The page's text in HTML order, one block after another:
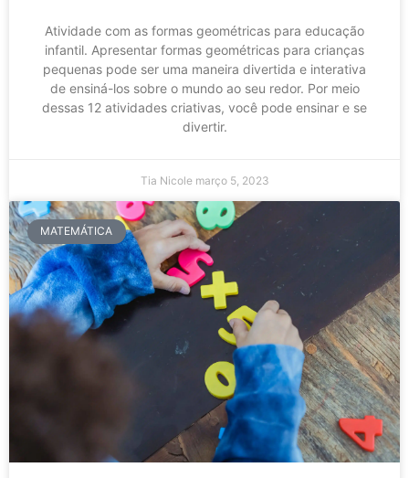
Atividade com as formas geométricas para educação
infantil. Apresentar formas geométricas para crianças
pequenas pode ser uma maneira divertida e interativa
de ensiná-los sobre o mundo ao seu redor. Por meio
dessas 12 atividades criativas, você pode ensinar e se
divertir.
Tia Nicole março 5, 2023
MATEMÁTICA